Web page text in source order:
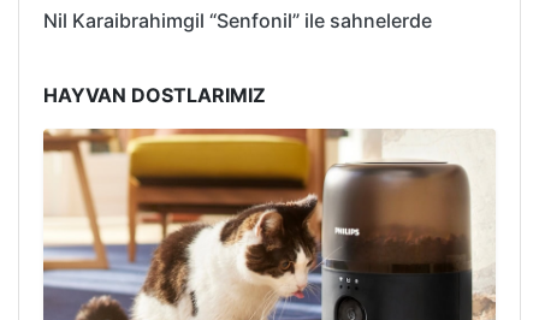
Nil Karaibrahimgil “Senfonil” ile sahnelerde
HAYVAN DOSTLARIMIZ